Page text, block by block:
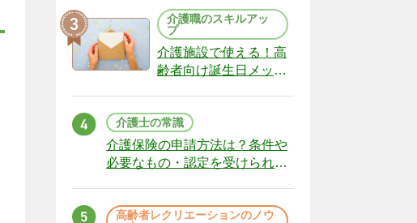
介護職のスキルアッ
プ
介護施設で使える！高
齢者向け誕生日メッセ
介護士の常識
介護保険の申請方法は？条件や
必要なもの・認定を受けられな
高齢者レクリエーションのノウ